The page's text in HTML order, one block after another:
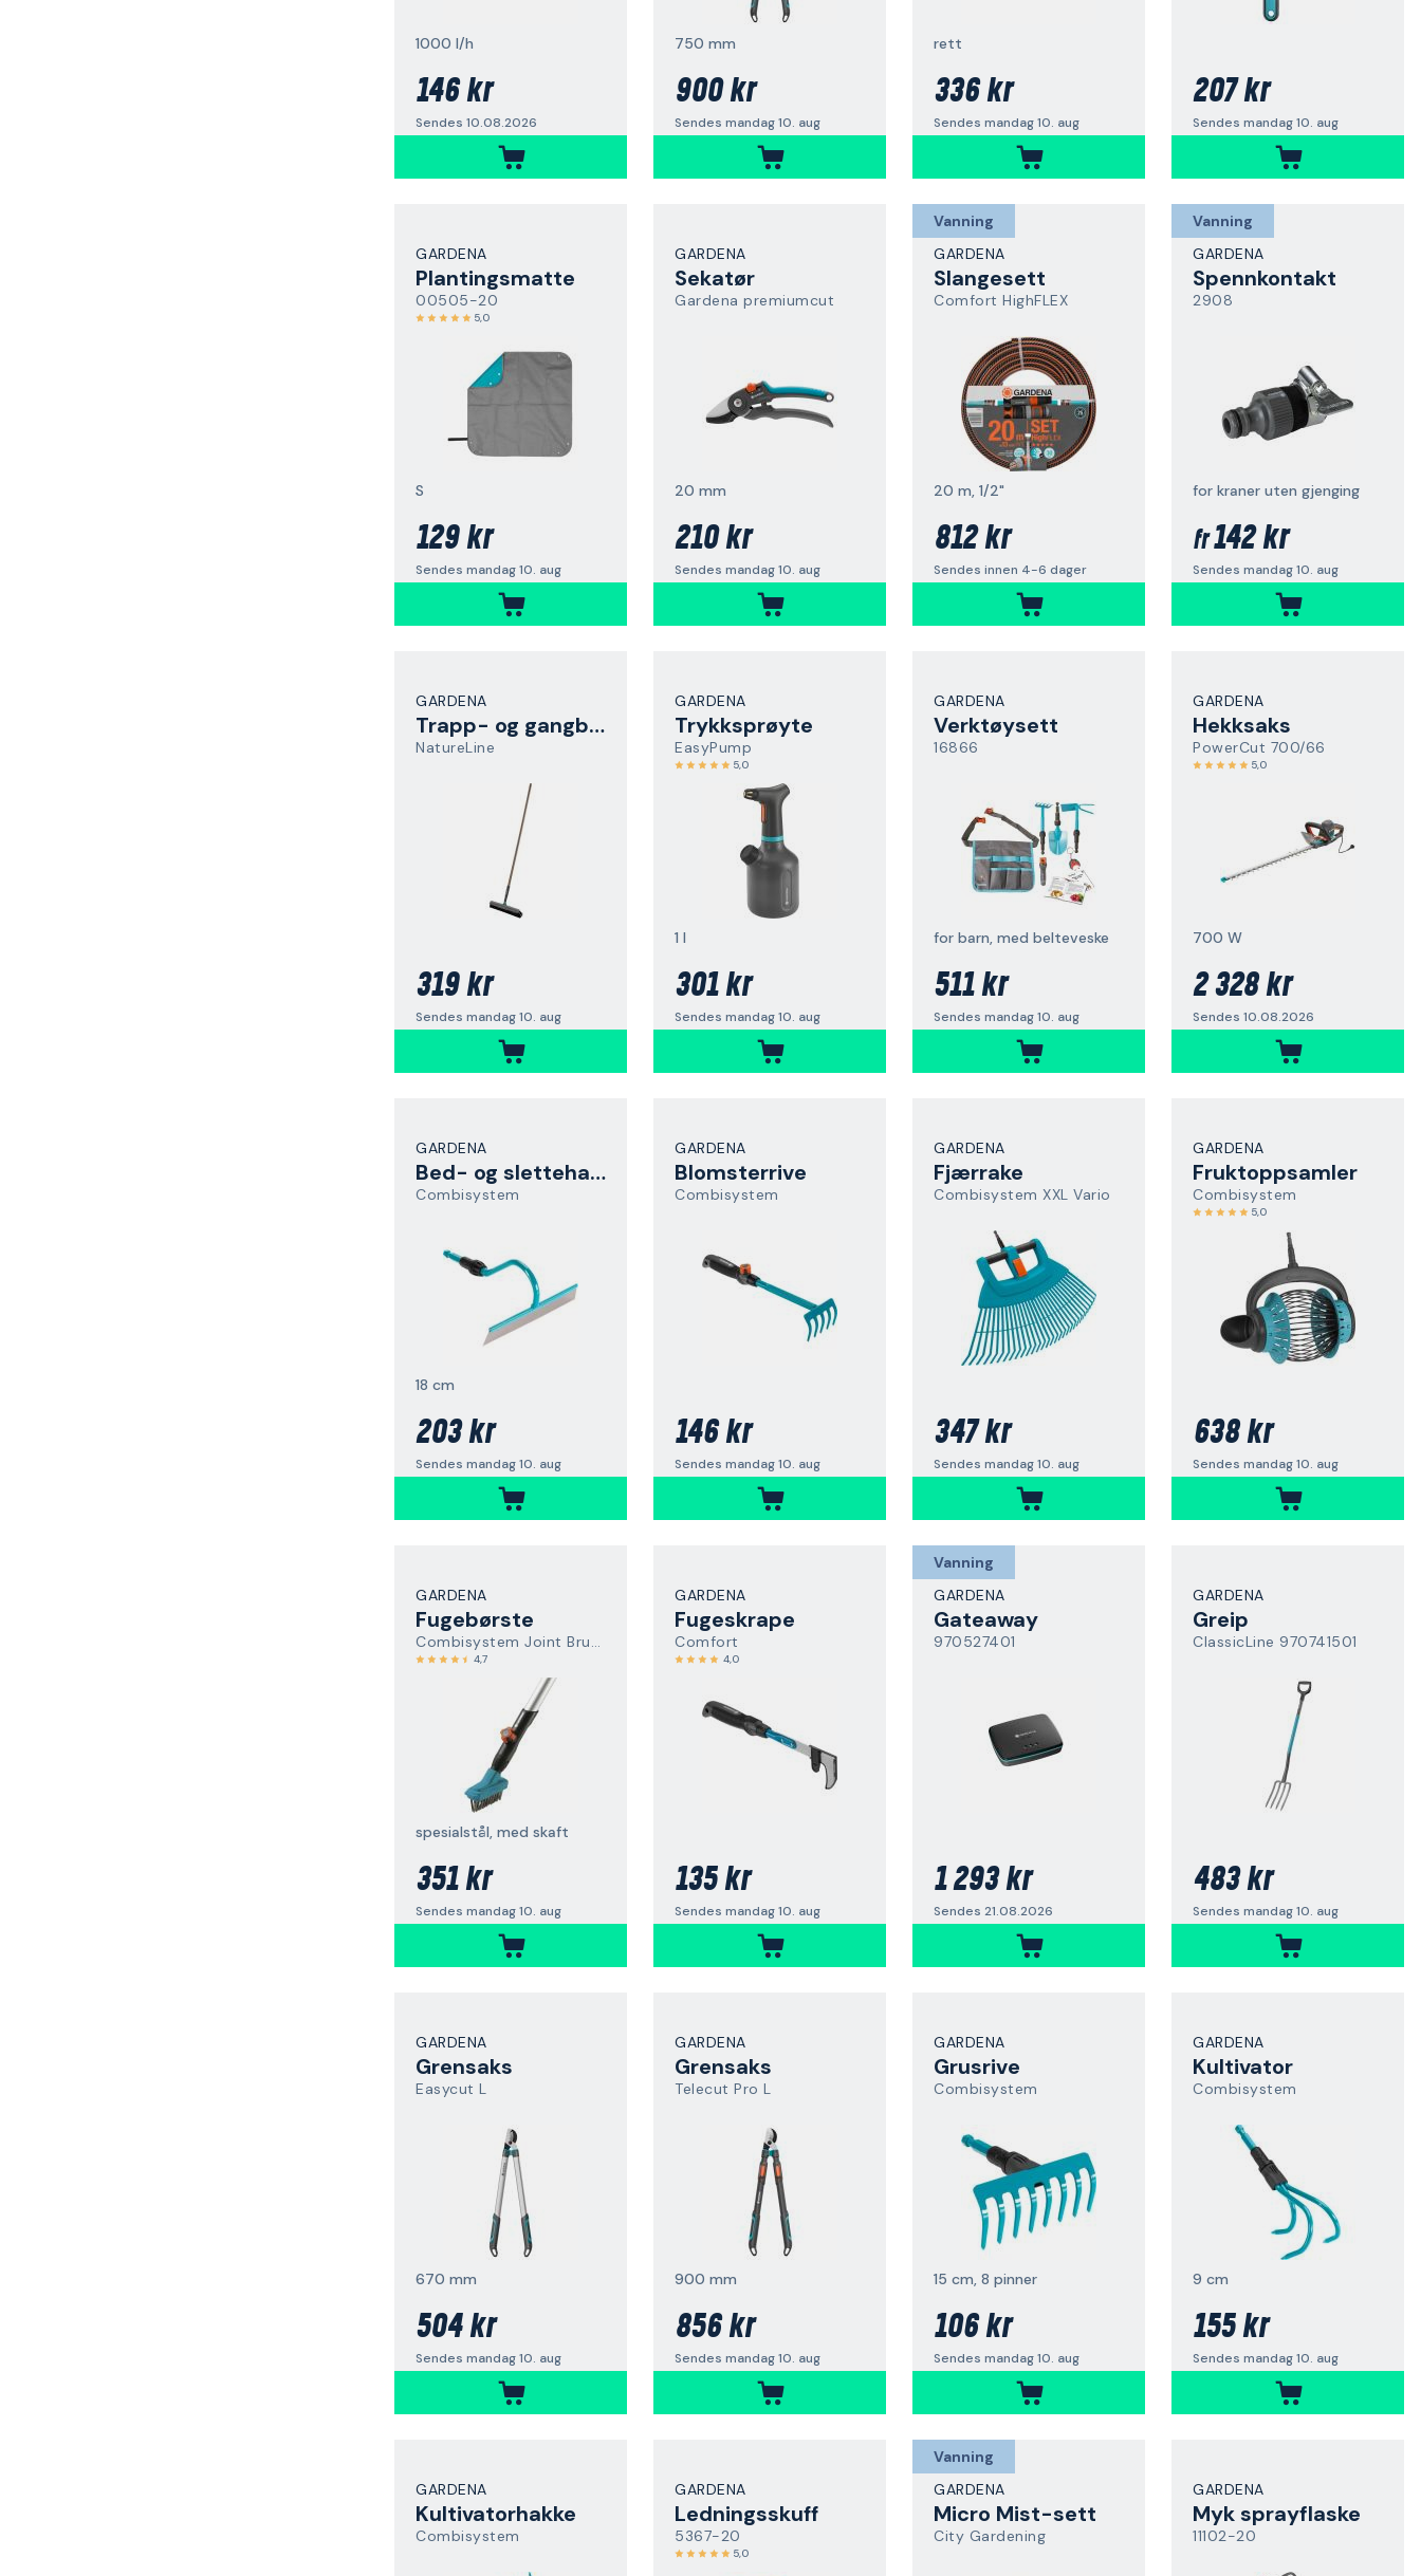
1000 l/h
146 kr
Sendes 10.08.2026
750 mm
900 kr
Sendes mandag 10. aug
rett
336 kr
Sendes mandag 10. aug
207 kr
Sendes mandag 10. aug
GARDENA
Plantingsmatte
00505-20
5,0
S
129 kr
Sendes mandag 10. aug
GARDENA
Sekatør
Gardena premiumcut
20 mm
210 kr
Sendes mandag 10. aug
Vanning
GARDENA
Slangesett
Comfort HighFLEX
20 m, 1/2"
812 kr
Sendes innen 4-6 dager
Vanning
GARDENA
Spennkontakt
2908
for kraner uten gjenging
fr142 kr
Sendes mandag 10. aug
GARDENA
Trapp- og gangbørste
NatureLine
319 kr
Sendes mandag 10. aug
GARDENA
Trykksprøyte
EasyPump
5,0
1 l
301 kr
Sendes mandag 10. aug
GARDENA
Verktøysett
16866
for barn, med belteveske
511 kr
Sendes mandag 10. aug
GARDENA
Hekksaks
PowerCut 700/66
5,0
700 W
2 328 kr
Sendes 10.08.2026
GARDENA
Bed- og slettehakke
Combisystem
18 cm
203 kr
Sendes mandag 10. aug
GARDENA
Blomsterrive
Combisystem
146 kr
Sendes mandag 10. aug
GARDENA
Fjærrake
Combisystem XXL Vario
347 kr
Sendes mandag 10. aug
GARDENA
Fruktoppsamler
Combisystem
5,0
638 kr
Sendes mandag 10. aug
GARDENA
Fugebørste
Combisystem Joint Brush M
4,7
spesialstål, med skaft
351 kr
Sendes mandag 10. aug
GARDENA
Fugeskrape
Comfort
4,0
135 kr
Sendes mandag 10. aug
Vanning
GARDENA
Gateaway
970527401
1 293 kr
Sendes 21.08.2026
GARDENA
Greip
ClassicLine 970741501
483 kr
Sendes mandag 10. aug
GARDENA
Grensaks
Easycut L
670 mm
504 kr
Sendes mandag 10. aug
GARDENA
Grensaks
Telecut Pro L
900 mm
856 kr
Sendes mandag 10. aug
GARDENA
Grusrive
Combisystem
15 cm, 8 pinner
106 kr
Sendes mandag 10. aug
GARDENA
Kultivator
Combisystem
9 cm
155 kr
Sendes mandag 10. aug
GARDENA
Kultivatorhakke
Combisystem
GARDENA
Ledningsskuff
5367-20
5,0
Vanning
GARDENA
Micro Mist-sett
City Gardening
GARDENA
Myk sprayflaske
11102-20